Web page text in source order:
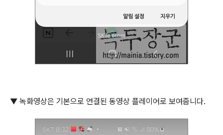
▼ 녹화영상은 기본으로 연결된 동영상 플레이어로 보여줍니다.